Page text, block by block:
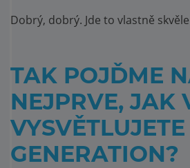
Dobrý, dobrý. Jde to vlastně
TAK POJĎME
NEJPRVE, JAK
GENERATION?